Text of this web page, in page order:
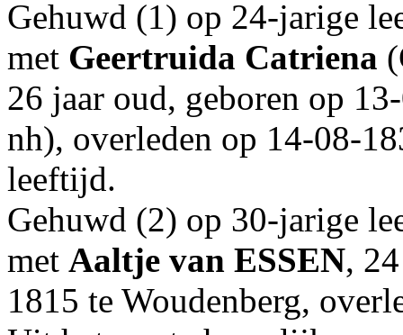
Gehuwd (1) op 24-jarige
met Geertruida Catriena
26 jaar oud, geboren op
nh), overleden op 14-08-
leeftijd.
Gehuwd (2) op 30-jarige
met Aaltje van ESSEN,
1815 te Woudenberg,